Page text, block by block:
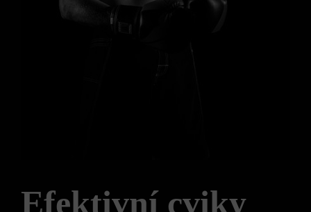
Efektivní cviky